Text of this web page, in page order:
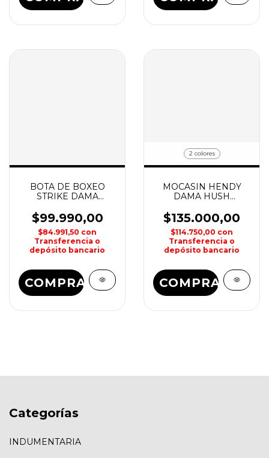
BOTA DE BOXEO
STRIKE DAMA
$99.990,00
$84.991,50 con
Transferencia o
depósito bancario
COMPRAR
2 colores
MOCASIN HENDY
DAMA HUSH
$135.000,00
$114.750,00 con
Transferencia o
depósito bancario
COMPRAR
Categorías
INDUMENTARIA